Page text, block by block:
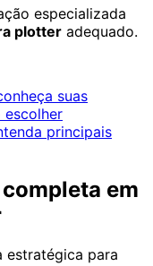
especializada
plotter adequado.
suas
escolher
principais
em
estratégica para